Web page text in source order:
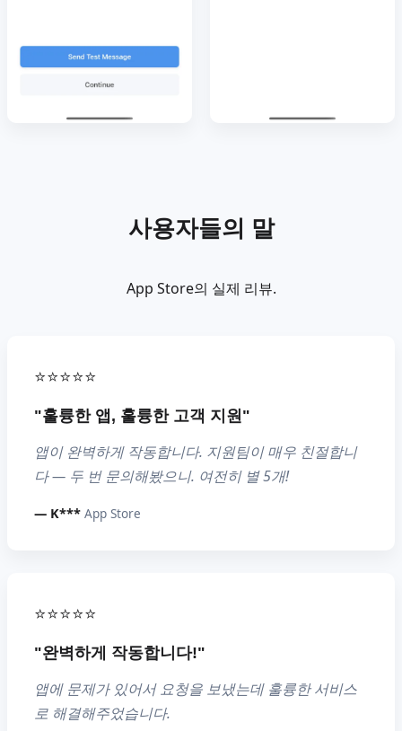
사용자들의 말
App Store의 실제 리뷰.
⭐⭐⭐⭐⭐
"훌륭한 앱, 훌륭한 고객 지원"
앱이 완벽하게 작동합니다. 지원팀이 매우 친절합니
다 — 두 번 문의해봤으니. 여전히 별 5개!
— K*** App Store
⭐⭐⭐⭐⭐
"완벽하게 작동합니다!"
앱에 문제가 있어서 요청을 보냈는데 훌륭한 서비스
로 해결해주었습니다.